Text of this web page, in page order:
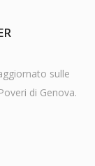
sulle
di Genova.